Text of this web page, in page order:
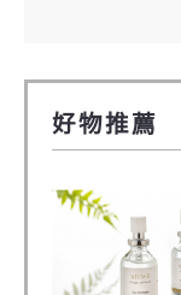
好物推薦